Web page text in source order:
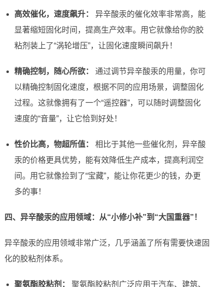
高效催化，速度飙升：
异辛酸汞的催化效率非常高，能
显著缩短固化时间，提高生产效率。用它就像给你的胶
粘剂装上了“涡轮增压”，让固化速度瞬间飙升！
精确控制，随心所欲：
通过调节异辛酸汞的用量，你可
以精确控制固化速度，根据不同的应用场景，调整固化
过程。这就像拥有了一个“遥控器”，可以随时调整固化
速度的“音量”，让它恰到好处！
性价比高，物超所值：
相比于其他一些催化剂，异辛酸
汞的价格更具优势，能有效降低生产成本，提高利润空
间。用它就像捡到了“宝藏”，能让你花更少的钱，办更
多的事！
四、异辛酸汞的应用领域：从“小修小补”到“大国重器”！
异辛酸汞的应用领域非常广泛，几乎涵盖了所有需要快速固
化的胶粘剂体系。
聚氨酯胶粘剂： 聚氨酯胶粘剂广泛应用于汽车、建筑、